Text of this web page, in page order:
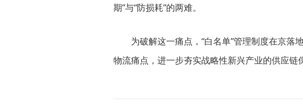
期”与“防损耗”的两难。
为破解这一痛点，“白名单”管理制度在京落
物流痛点，进一步夯实战略性新兴产业的供应链